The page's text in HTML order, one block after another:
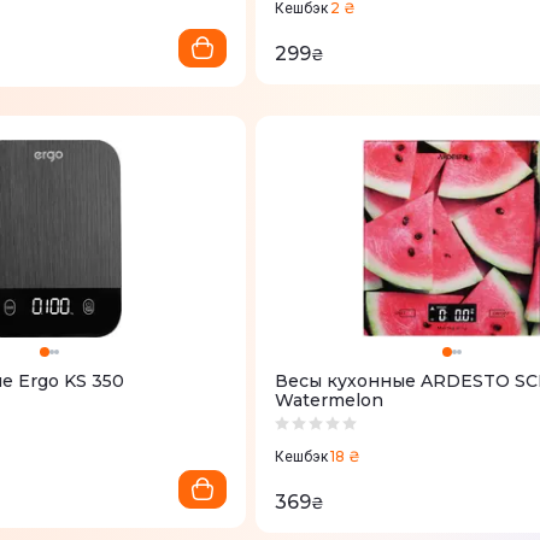
Кешбэк 2 ₴
299₴
Ergo KS 350
Весы кухонные ARDESTO
Watermelon
Кешбэк18 ₴
369₴